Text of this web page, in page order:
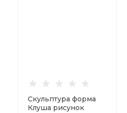
Скульптура форма
Клуша рисунок